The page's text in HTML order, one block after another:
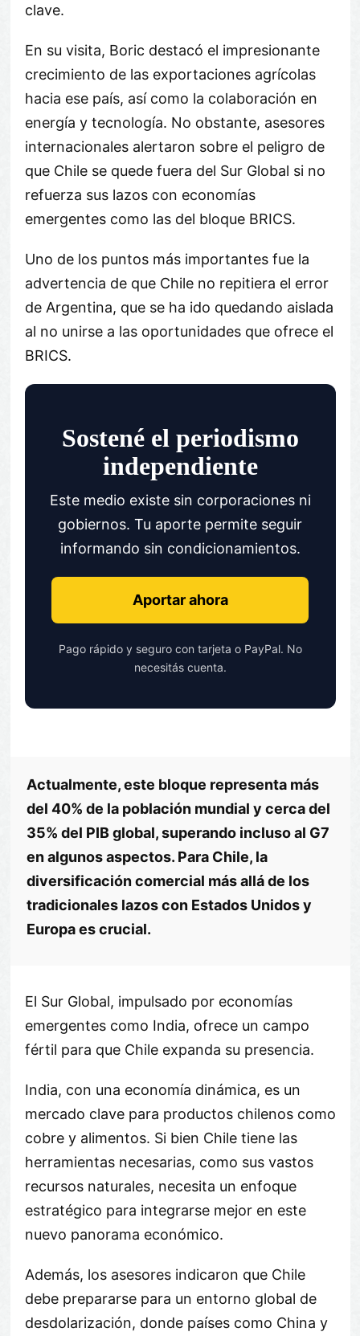
clave.
En su visita, Boric destacó el impresionante
crecimiento de las exportaciones agrícolas
hacia ese país, así como la colaboración en
energía y tecnología. No obstante, asesores
internacionales alertaron sobre el peligro de
que Chile se quede fuera del Sur Global si no
refuerza sus lazos con economías
emergentes como las del bloque BRICS.
Uno de los puntos más importantes fue la
advertencia de que Chile no repitiera el error
de Argentina, que se ha ido quedando aislada
al no unirse a las oportunidades que ofrece el
BRICS.
Sostené el periodismo
independiente
Este medio existe sin corporaciones ni
gobiernos. Tu aporte permite seguir
informando sin condicionamientos.
Aportar ahora
Pago rápido y seguro con tarjeta o PayPal. No
necesitás cuenta.
Actualmente, este bloque representa más
del 40% de la población mundial y cerca del
35% del PIB global, superando incluso al G7
en algunos aspectos. Para Chile, la
diversificación comercial más allá de los
tradicionales lazos con Estados Unidos y
Europa es crucial.
El Sur Global, impulsado por economías
emergentes como India, ofrece un campo
fértil para que Chile expanda su presencia.
India, con una economía dinámica, es un
mercado clave para productos chilenos como
cobre y alimentos. Si bien Chile tiene las
herramientas necesarias, como sus vastos
recursos naturales, necesita un enfoque
estratégico para integrarse mejor en este
nuevo panorama económico.
Además, los asesores indicaron que Chile
debe prepararse para un entorno global de
desdolarización, donde países como China y